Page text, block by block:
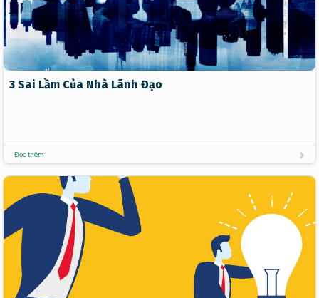
3 Sai Lầm Của Nhà Lãnh Đạo
Đọc thêm